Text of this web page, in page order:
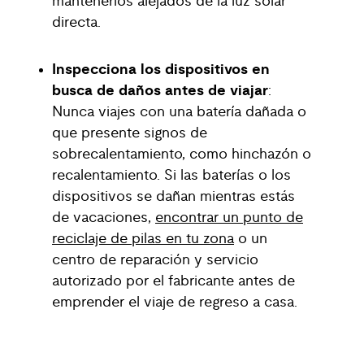
directa.
Inspecciona los dispositivos en
busca de daños antes de viajar:
Nunca viajes con una batería dañada o
que presente signos de
sobrecalentamiento, como hinchazón o
recalentamiento. Si las baterías o los
dispositivos se dañan mientras estás
de vacaciones, encontrar un punto de
reciclaje de pilas en tu zona o un
centro de reparación y servicio
autorizado por el fabricante antes de
emprender el viaje de regreso a casa.